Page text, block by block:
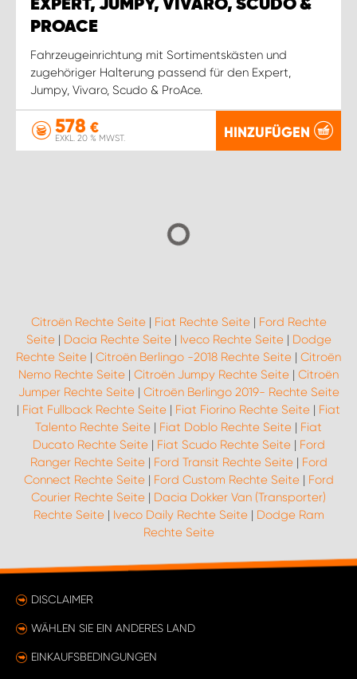
EXPERT, JUMPY, VIVARO, SCUDO &
PROACE
Fahrzeugeinrichtung mit Sortimentskästen und
zugehöriger Halterung passend für den Expert,
Jumpy, Vivaro, Scudo & ProAce.
578 €
EXKL. 20 % MWST. HINZUFÜGEN
Citroën Rechte Seite| Fiat Rechte Seite| Ford Rechte
Seite| Dacia Rechte Seite| Iveco Rechte Seite| Dodge
Rechte Seite | Citroën Berlingo -2018 Rechte Seite | Citroën
Nemo Rechte Seite | Citroën Jumpy Rechte Seite | Citroën
Jumper Rechte Seite| Citroën Berlingo 2019- Rechte Seite
| Fiat Fullback Rechte Seite | Fiat Fiorino Rechte Seite | Fiat
Talento Rechte Seite | Fiat Doblo Rechte Seite | Fiat
Ducato Rechte Seite| Fiat Scudo Rechte Seite| Ford
Ranger Rechte Seite| Ford Transit Rechte Seite| Ford
Connect Rechte Seite| Ford Custom Rechte Seite| Ford
Courier Rechte Seite | Dacia Dokker Van (Transporter)
Rechte Seite| Iveco Daily Rechte Seite| Dodge Ram
Rechte Seite
DISCLAIMER
WÄHLEN SIE EIN ANDERES LAND
EINKAUFSBEDINGUNGEN